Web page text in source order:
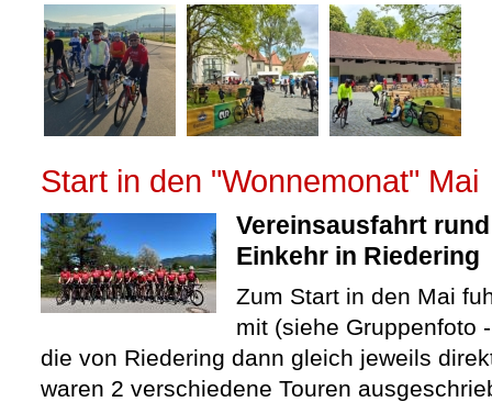
Start in den "Wonnemonat" Mai
Vereinsausfahrt
Einkehr in Riedering
Zum Start in den Mai
mit (siehe Gruppenfoto
die von Riedering dann gleich jeweils
waren 2 verschiedene Touren